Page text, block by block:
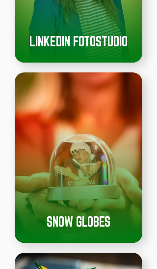
LINKEDIN FOTOSTUDIO
SNOW GLOBES